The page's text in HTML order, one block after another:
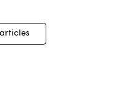
articles